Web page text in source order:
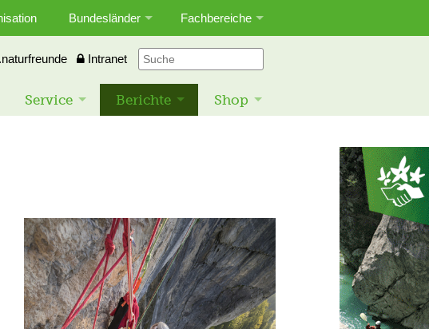
Bundesländer Fachbereiche
Intranet
Service Berichte Shop